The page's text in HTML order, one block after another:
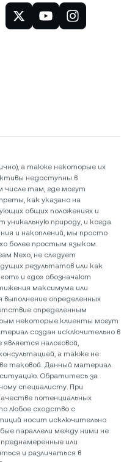
а также некоторые их
недоступны в
числе там, где могут
как указано на
общих положениях и
природу, и когда
и накоплений, мы просто
более простым языком.
Nexo, не следует
результатов или как
и «до» обозначают
максимума или
определенных
определенным
некоторые клиенты могут
создан исключительно в
налоговой,
а также не
таковой. Данный материал
Обратитесь за
специалисту. При
потенциальных
любое сходство с
носит исключительно
параллели между ними не
или
и различаться в